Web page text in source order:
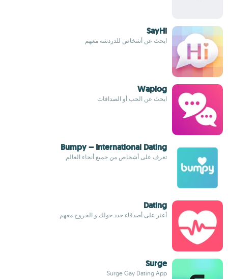
SayHi
ابحث عن أشخاص للدردشة معهم
Waplog
ابحث عن الحب أو الصداقات
Bumpy – International Dating
تعرف على أشخاص من جميع أنحاء العالم
Dating
أعثر على أصدقاء جدد حولك و الخروج معهم
Surge
Surge Gay Dating App